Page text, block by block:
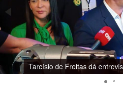
Tarcísio de Freitas dá